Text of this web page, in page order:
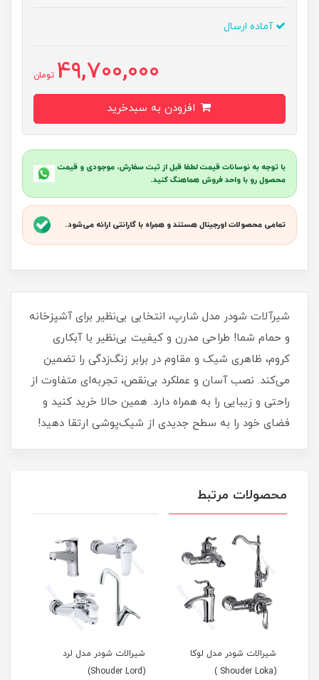
آماده ارسال
49,700,000 تومان
با توجه به نوسانات قیمت لطفا قبل از ثبت سفارش، موجودی و قیمت
محصول رو با واحد فروش هماهنگ کنید.
تمامی محصولات اورجینال هستند و همراه با گارانتی ارائه می‌شود.
شیرآلات شودر مدل شارپ، انتخابی بی‌نظیر برای آشپزخانه
و حمام شما! طراحی مدرن و کیفیت بی‌نظیر با آبکاری
کروم، ظاهری شیک و مقاوم در برابر زنگ‌زدگی را تضمین
می‌کند. نصب آسان و عملکرد بی‌نقص، تجربه‌ای متفاوت از
راحتی و زیبایی را به همراه دارد. همین حالا خرید کنید و
فضای خود را به سطح جدیدی از شیک‌پوشی ارتقا دهید!
محصولات مرتبط
شیرالات شودر مدل لرد
(Shouder Lord)
شیرالات شودر مدل شارپ
(Shouder Sharp )